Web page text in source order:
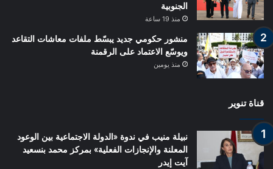
الجنوبية
منذ 19 ساعة
منشور حكومي جديد يبسّط ملفات معاشات التقاعد
ويوسّع الاعتماد على الرقمنة
منذ يومين
قناة تنوير
نبيلة منيب في ندوة «الدولة الاجتماعية بين الوعود
المعلنة والإنجازات الفعلية» بمركز محمد بنسعيد
آيت إيدر